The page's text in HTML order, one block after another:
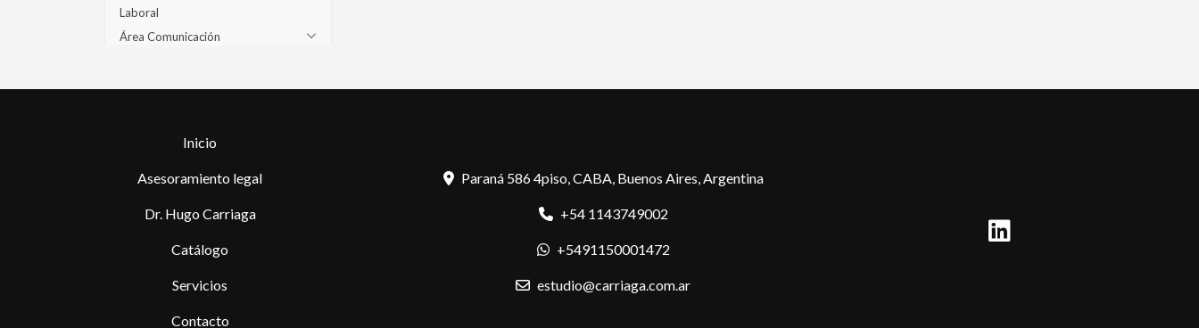
Laboral
Área Comunicación
Inicio
Asesoramiento legal
Dr. Hugo Carriaga
Catálogo
Servicios
Contacto
Paraná 586 4piso, CABA, Buenos Aires, Argentina
+54 1143749002
+5491150001472
estudio@carriaga.com.ar